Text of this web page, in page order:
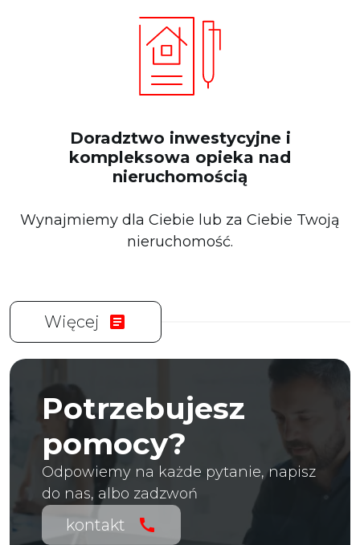
Doradztwo inwestycyjne i
kompleksowa opieka nad
nieruchomością
Wynajmiemy dla Ciebie lub za Ciebie Twoją
nieruchomość.
Więcej article
Potrzebujesz
pomocy?
Odpowiemy na każde pytanie, napisz
do nas, albo zadzwoń
kontakt call